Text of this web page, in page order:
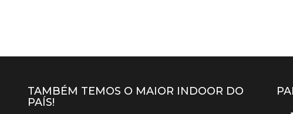
TAMBÉM TEMOS O MAIOR INDOOR DO
PAÍS!